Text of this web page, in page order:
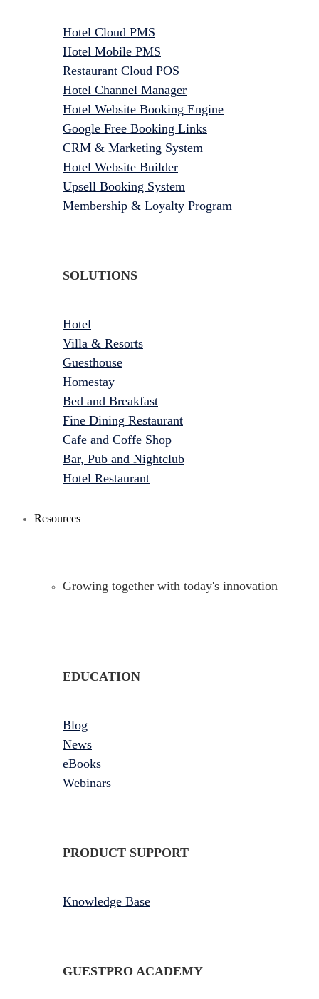
Hotel Cloud PMS
Hotel Mobile PMS
Restaurant Cloud POS
Hotel Channel Manager
Hotel Website Booking Engine
Google Free Booking Links
CRM & Marketing System
Hotel Website Builder
Upsell Booking System
Membership & Loyalty Program
SOLUTIONS
Hotel
Villa & Resorts
Guesthouse
Homestay
Bed and Breakfast
Fine Dining Restaurant
Cafe and Coffe Shop
Bar, Pub and Nightclub
Hotel Restaurant
Resources
Growing together with today's innovation
EDUCATION
Blog
News
eBooks
Webinars
PRODUCT SUPPORT
Knowledge Base
GUESTPRO ACADEMY